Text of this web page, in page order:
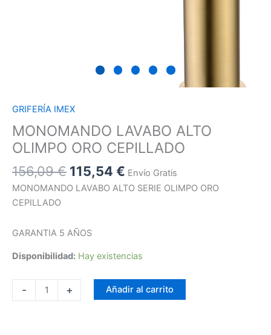
GRIFERÍA IMEX
MONOMANDO LAVABO ALTO
OLIMPO ORO CEPILLADO
156,09€ 115,54 € Envío Gratis
MONOMANDO LAVABO ALTO SERIE OLIMPO ORO
CEPILLADO
GARANTIA 5 AÑOS
Disponibilidad: Hay existencias
- + Añadir al carrito